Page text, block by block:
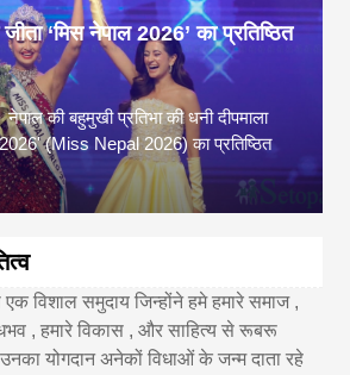
तथा रुपिज इंटरनेशनल के
की तस्वीर
प्रतियोगिता में सहभागी विद्यार्थियों का
215420/21/20/02/
एक विशाल समुदाय जिन्होंने हमे हमारे समाज ,
, हमारे विकास , और साहित्य से रूबरू
योगदान अनेकों विधाओं के जन्म दाता रहे